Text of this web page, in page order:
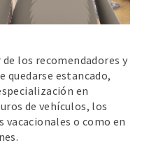
los recomendadores y
quedarse estancado,
en
de vehículos, los
o como en